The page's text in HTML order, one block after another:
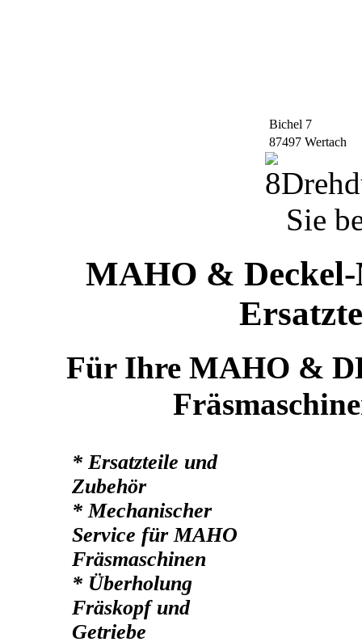
Bichel 7
87497 Wertach
Sie
MAHO & Deckel-
Für Ihre MAHO &
* Ersatzteile und
Zubehör
* Mechanischer
Service für MAHO
Fräsmaschinen
* Überholung
Fräskopf und
Getriebe